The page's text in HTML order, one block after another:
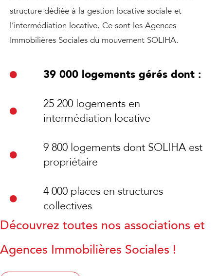
structure dédiée à la gestion locative sociale et
l’intermédiation locative. Ce sont les Agences
Immobilières Sociales du mouvement SOLIHA.
39 000 logements gérés dont :
25 200 logements en
intermédiation locative
9 800 logements dont SOLIHA est
propriétaire
4 000 places en structures
collectives
Découvrez toutes nos associations et
Agences Immobilières Sociales !